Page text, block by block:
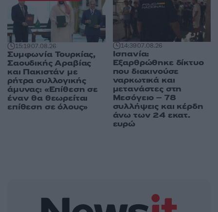
15:1907.08.26
Συμφωνία Τουρκίας,
Σαουδικής Αραβίας
και Πακιστάν με
ρήτρα συλλογικής
άμυνας: «Επίθεση σε
έναν θα θεωρείται
επίθεση σε όλους»
14:3907.08.26
Ισπανία:
Εξαρθρώθηκε δίκτυο
που διακινούσε
ναρκωτικά και
μετανάστες στη
Μεσόγειο – 78
συλλήψεις και κέρδη
άνω των 24 εκατ.
ευρώ